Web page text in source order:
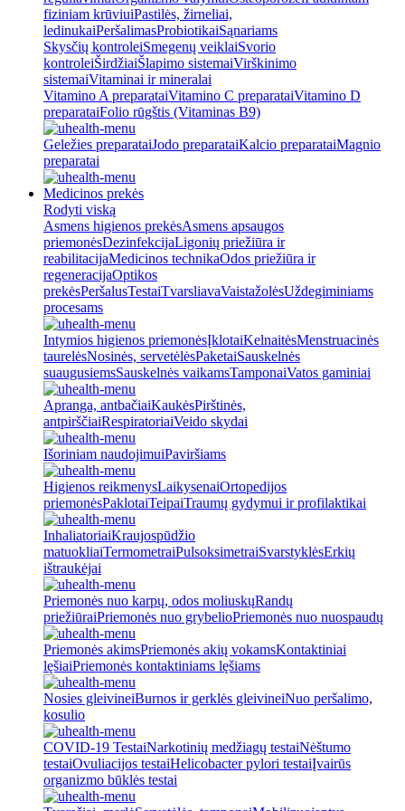
fiziniam krūviuiPastilės, žirneliai,
ledinukaiPeršalimasProbiotikaiSąnariams
Skysčių kontroleiSmegenų veiklaiSvorio
kontroleiŠirdžiaiŠlapimo sistemaiVirškinimo
sistemaiVitaminai ir mineralai
Vitamino A preparataiVitamino C preparataiVitamino D
preparataiFolio rūgštis (Vitaminas B9)
Geležies preparataiJodo preparataiKalcio preparataiMagnio
preparatai
Medicinos prekės
Rodyti viską
Asmens higienos prekėsAsmens apsaugos
priemonėsDezinfekcijaLigonių priežiūra ir
reabilitacijaMedicinos technikaOdos priežiūra ir
regeneracijaOptikos
prekėsPeršalusTestaiTvarsliavaVaistažolėsUždegiminiams
procesams
Intymios higienos priemonėsĮklotaiKelnaitėsMenstruacinės
taurelėsNosinės, servetėlėsPaketaiSauskelnės
suaugusiemsSauskelnės vaikamsTamponaiVatos gaminiai
Apranga, antbačiaiKaukėsPirštinės,
antpirščiaiRespiratoriaiVeido skydai
Išoriniam naudojimuiPaviršiams
Higienos reikmenysLaikysenaiOrtopedijos
priemonėsPaklotaiTeipaiTraumų gydymui ir profilaktikai
InhaliatoriaiKraujospūdžio
matuokliaiTermometraiPulsoksimetraiSvarstyklėsErkių
ištraukėjai
Priemonės nuo karpų, odos moliuskųRandų
priežiūraiPriemonės nuo grybelioPriemonės nuo nuospaudų
Priemonės akimsPriemonės akių vokamsKontaktiniai
lęšiaiPriemonės kontaktiniams lęšiams
Nosies gleivineiBurnos ir gerklės gleivineiNuo peršalimo,
kosulio
COVID-19 TestaiNarkotinių medžiagų testaiNėštumo
testaiOvuliacijos testaiHelicobacter pylori testaiĮvairūs
organizmo būklės testai